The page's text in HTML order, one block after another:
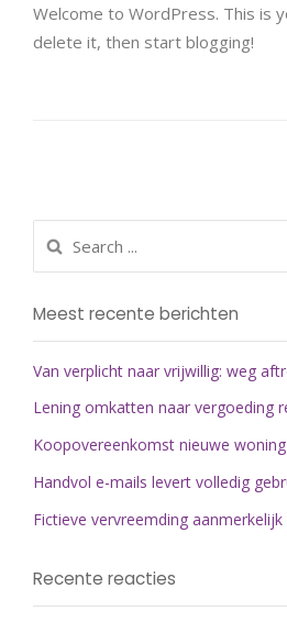
Welcome to WordPress. This is
delete it, then start blogging!
Meest recente berichten
Van verplicht naar vrijwillig: weg
Lening omkatten naar vergoeding
Koopovereenkomst nieuwe
Handvol e-mails levert volledig
Fictieve vervreemding
Recente reacties